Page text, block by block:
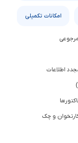
امکانات تکمیلی
اطلاعات
و چک